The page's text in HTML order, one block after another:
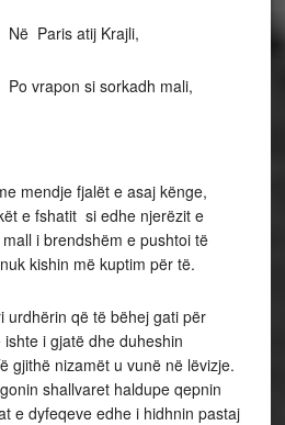
Krajli,
sorkadh mali,
fjalët e asaj kënge,
e fshatit si edhe njerëzit e
i brendshëm e pushtoi të
kishin më kuptim për të.
urdhërin që të bëhej gati për
i gjatë dhe duheshin
gjithë nizamët u vunë në lëvizje.
shallvaret haldupe qepnin
e dyfeqeve edhe i hidhnin pastaj